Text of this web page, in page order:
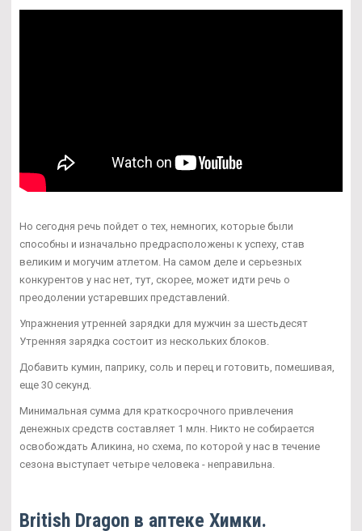
Но сегодня речь пойдет о тех, немногих, которые были
способны и изначально предрасположены к успеху, став
великим и могучим атлетом. На самом деле и серьезных
конкурентов у нас нет, тут, скорее, может идти речь о
преодолении устаревших представлений.
Упражнения утренней зарядки для мужчин за шестьдесят
Утренняя зарядка состоит из нескольких блоков.
Добавить кумин, паприку, соль и перец и готовить, помешивая,
еще 30 секунд.
Минимальная сумма для краткосрочного привлечения
денежных средств составляет 1 млн. Никто не собирается
освобождать Аликина, но схема, по которой у нас в течение
сезона выступает четыре человека - неправильна.
British Dragon в аптеке Химки.